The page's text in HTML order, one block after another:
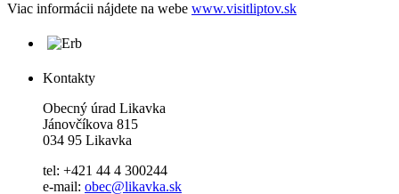
Viac informácii nájdete na webe www.visitliptov.sk
Kontakty
Obecný úrad Likavka
Jánovčíkova 815
034 95 Likavka
tel: +421 44 4 300244
e-mail: obec@likavka.sk